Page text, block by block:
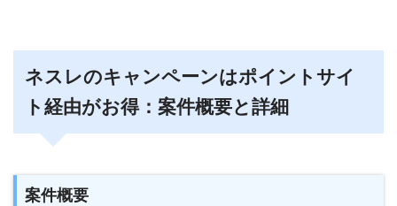
ネスレのキャンペーンはポイントサイ
ト経由がお得：案件概要と詳細
案件概要